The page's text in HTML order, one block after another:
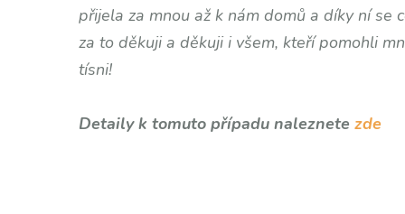
přijela za mnou až k nám domů a díky ní se
za to děkuji a děkuji i všem, kteří pomohli
tísni!
Detaily k tomuto případu naleznete zde